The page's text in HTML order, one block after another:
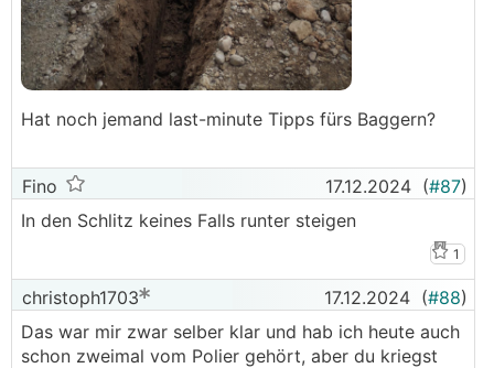
Hat noch jemand last-minute Tipps fürs Baggern?
Fino 17.12.2024 (#87)
In den Schlitz keines Falls runter steigen
1
christoph1703 17.12.2024 (#88)
Das war mir zwar selber klar und hab ich heute auch
schon zweimal vom Polier gehört, aber du kriegst